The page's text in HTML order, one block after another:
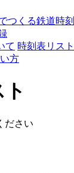
つくる鉄道時
て 時刻表リスト
方
ださい